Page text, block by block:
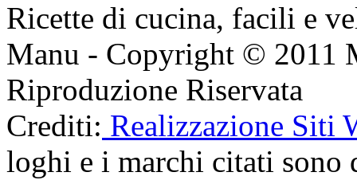
Ricette di cucina, facili e
Manu - Copyright © 2011
Riproduzione Riservata
Crediti: Realizzazione Siti
loghi e i marchi citati